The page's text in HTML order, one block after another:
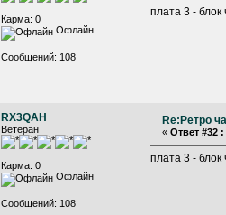
Карма: 0
Офлайн
Сообщений: 108
плата 3 - блок
RX3QAH
Ветеран
Карма: 0
Офлайн
Сообщений: 108
Re:Ретро
« Ответ #32 :
плата 3 - блок